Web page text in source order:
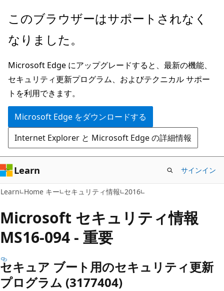
メ
ン
ン
テ
ン
ツ
に
ス
キ
ッ
プ
このブラウザーはサポートされなく
なりました。
Microsoft Edge にアップグレードすると、最新の機能、
セキュリティ更新プログラム、およびテクニカル サポー
トを利用できます。
Microsoft Edge をダウンロードする
Internet Explorer と Microsoft Edge の詳細情報
Learn サインイン
Learn Home キー セキュリティ情報 2016
Microsoft セキュリティ情報
MS16-094 - 重要
セキュア ブート用のセキュリティ更新
プログラム (3177404)